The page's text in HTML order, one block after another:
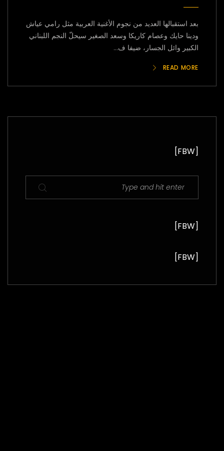
بعد استقبالها العديد من نجوم الأغنية العربية مثل رامي عياش
ودينا حايك وعصام كاريكا وسعد الصغير سيحلّ النجم اللبناني
الكبير وائل الجسار، ضيفا ف...
READ MORE
[FBW]
[FBW]
[FBW]